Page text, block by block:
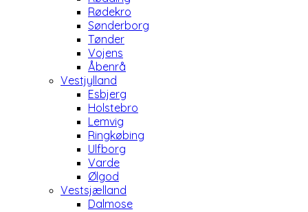
Rødekro
Sønderborg
Tønder
Vojens
Åbenrå
Vestjylland
Esbjerg
Holstebro
Lemvig
Ringkøbing
Ulfborg
Varde
Ølgod
Vestsjælland
Dalmose